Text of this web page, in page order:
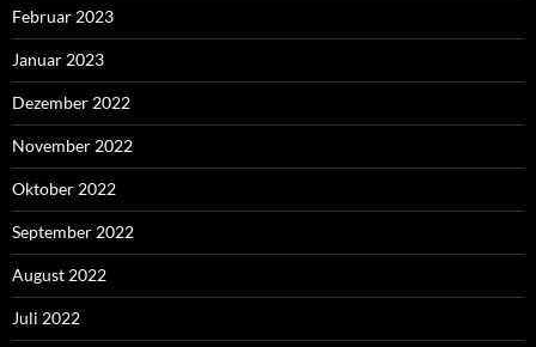
Februar 2023
Januar 2023
Dezember 2022
November 2022
Oktober 2022
September 2022
August 2022
Juli 2022